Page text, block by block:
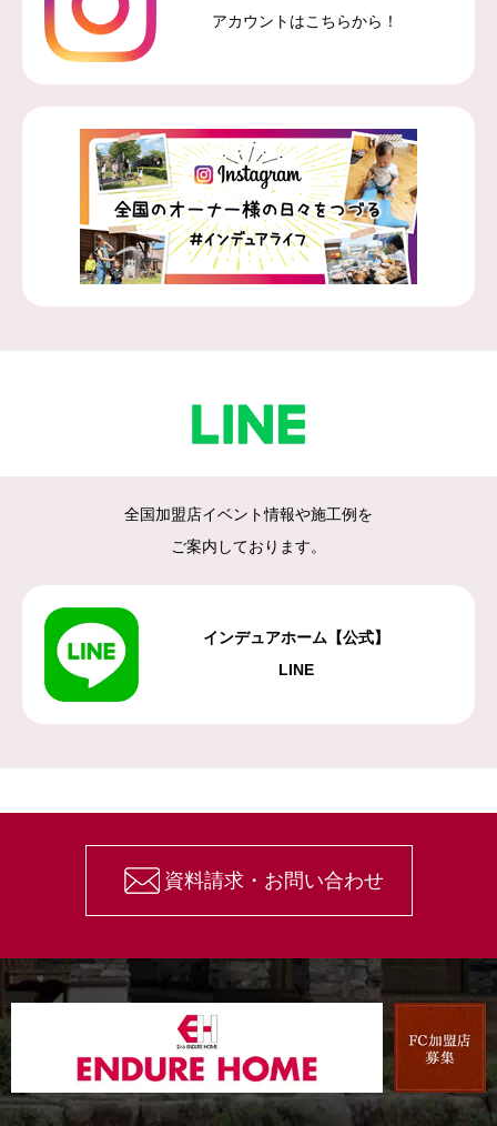
アカウントはこちらから！
全国加盟店イベント情報や施工例を
ご案内しております。
インデュアホーム【公式】
LINE
資料請求・お問い合わせ